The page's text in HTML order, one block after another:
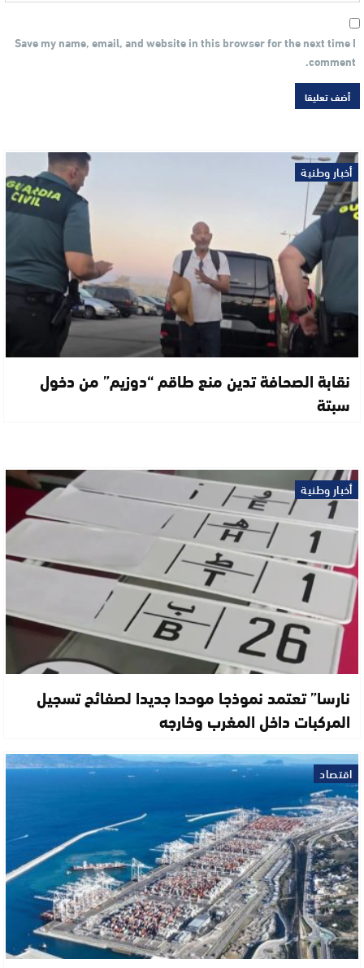
Save my name, email, and website in this browser for the next time I
comment.
أخبار وطنية
نقابة الصحافة تدين منع طاقم “دوزيم” من دخول
سبتة
أخبار وطنية
نارسا” تعتمد نموذجا موحدا جديدا لصفائح تسجيل
المركبات داخل المغرب وخارجه
اقتصاد